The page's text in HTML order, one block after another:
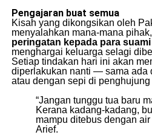
Pengajaran buat semua
Kisah yang dikongsikan oleh
menyalahkan mana-mana
peringatan kepada para
menghargai keluarga selagi
Setiap tindakan hari ini akan
diperlakukan nanti — sama ada
atau dengan sepi di penghujung
“Jangan tunggu tua baru
Kerana kadang-kadang,
mampu ditebus dengan air
Arief.